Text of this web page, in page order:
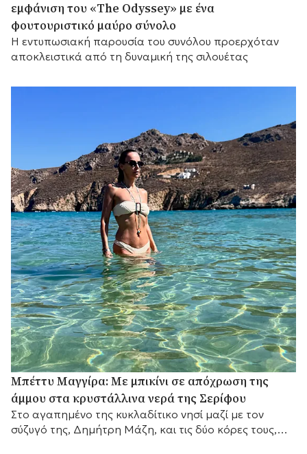
εμφάνιση του «The Odyssey» με ένα
φουτουριστικό μαύρο σύνολο
Η εντυπωσιακή παρουσία του συνόλου προερχόταν
αποκλειστικά από τη δυναμική της σιλουέτας
Μπέττυ Μαγγίρα: Με μπικίνι σε απόχρωση της
άμμου στα κρυστάλλινα νερά της Σερίφου
Στο αγαπημένο της κυκλαδίτικο νησί μαζί με τον
σύζυγό της, Δημήτρη Μάζη, και τις δύο κόρες τους,